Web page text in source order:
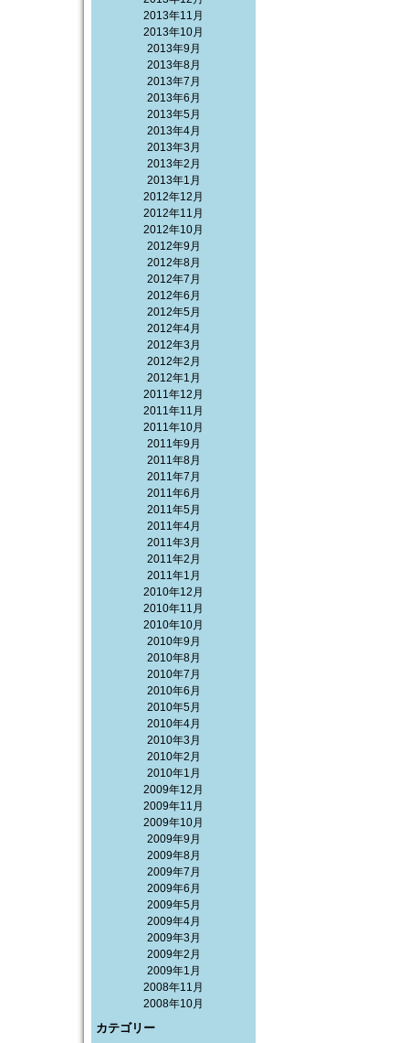
2013年11月
2013年10月
2013年9月
2013年8月
2013年7月
2013年6月
2013年5月
2013年4月
2013年3月
2013年2月
2013年1月
2012年12月
2012年11月
2012年10月
2012年9月
2012年8月
2012年7月
2012年6月
2012年5月
2012年4月
2012年3月
2012年2月
2012年1月
2011年12月
2011年11月
2011年10月
2011年9月
2011年8月
2011年7月
2011年6月
2011年5月
2011年4月
2011年3月
2011年2月
2011年1月
2010年12月
2010年11月
2010年10月
2010年9月
2010年8月
2010年7月
2010年6月
2010年5月
2010年4月
2010年3月
2010年2月
2010年1月
2009年12月
2009年11月
2009年10月
2009年9月
2009年8月
2009年7月
2009年6月
2009年5月
2009年4月
2009年3月
2009年2月
2009年1月
2008年11月
2008年10月
カテゴリー